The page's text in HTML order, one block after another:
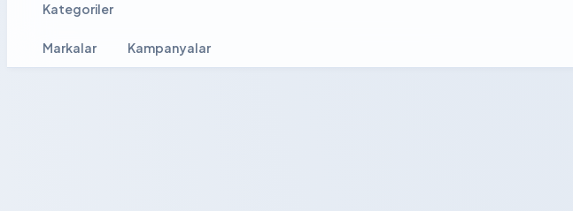
Kategoriler
Markalar Kampanyalar